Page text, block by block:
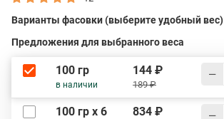
Варианты фасовки (выберите удобный вес)
Предложения для выбранного веса
100 гр
в наличии
144 ₽
189 ₽
100 гр х 6
834 ₽